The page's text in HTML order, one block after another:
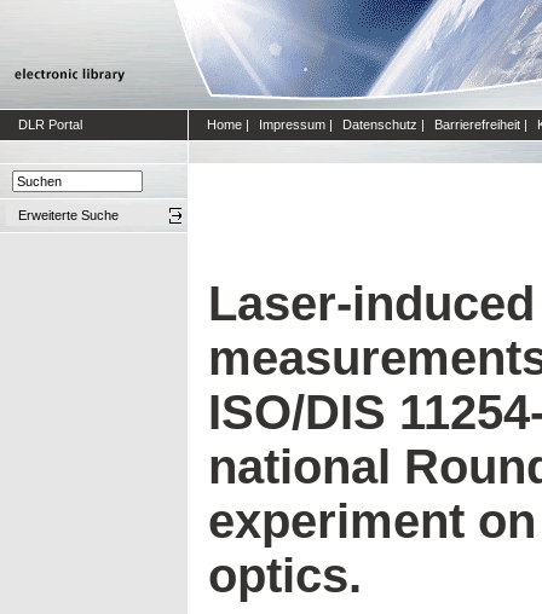
DLR Portal Home | Impressum | Datenschutz | Barrierefreiheit |
Erweiterte Suche
Laser-
ISO/DIS
national
experiment
optics.